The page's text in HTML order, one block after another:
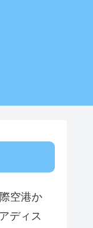
空港か
ディス